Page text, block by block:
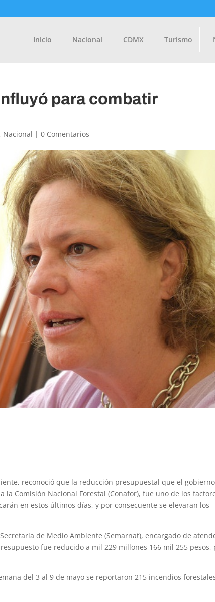
Inicio Nacional CDMX Turismo
para combatir
, Nacional |0 Comentarios
reconoció que la reducción presupuestal que el
Comisión Nacional Forestal (Conafor), fue uno de los
en estos últimos días, y por consecuente se elevaran los
de Medio Ambiente (Semarnat), encargado de
fue reducido a mil 229 millones 166 mil 255 pesos,
del 3 al 9 de mayo se reportaron 215 incendios